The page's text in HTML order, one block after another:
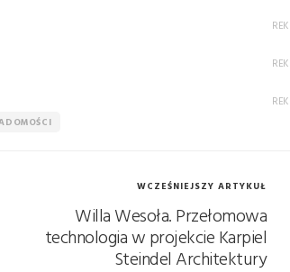
WCZEŚNIEJSZY ARTYKUŁ
Willa Wesoła. Przełomowa
technologia w projekcie Karpiel
Steindel Architektury